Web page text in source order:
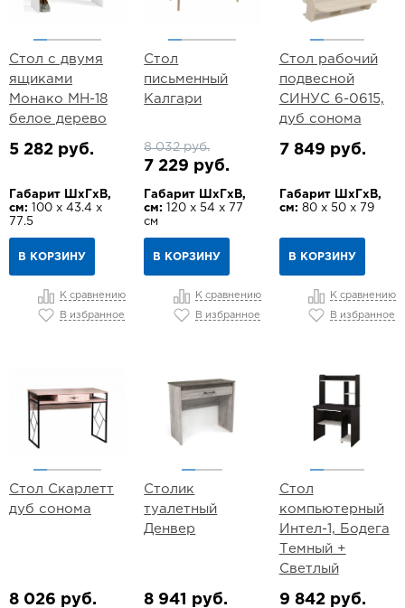
Стол с двумя
ящиками
Монако МН-18
белое дерево
5 282 руб.
Габарит ШхГхВ,
см: 100 х 43.4 х
77.5
В КОРЗИНУ
К сравнению
В избранное
Стол
письменный
Калгари
8 032 руб.
7 229 руб.
Габарит ШхГхВ,
см:
120 х 54 х 77
см
В КОРЗИНУ
К сравнению
В избранное
Стол рабочий
подвесной
СИНУС 6-0615,
дуб сонома
7 849 руб.
Габарит ШхГхВ,
см: 80 х 50 х 79
В КОРЗИНУ
К сравнению
В избранное
Стол Скарлетт
дуб сонома
8 026 руб.
Столик
туалетный
Денвер
8 941 руб.
Стол
компьютерный
Интел-1, Бодега
Темный +
Светлый
9 842 руб.